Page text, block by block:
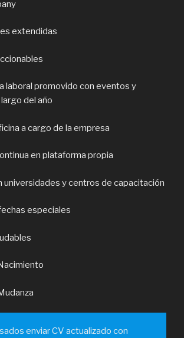
extendidas
laboral promovido con eventos y
del año
a cargo de la empresa
en plataforma propia
universidades y centros de capacitación
especiales
enviar CV actualizado con